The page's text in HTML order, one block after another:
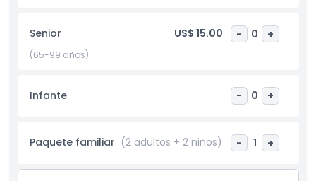
Aspectos Destacados
Senior US$ 15.00 - 0 +
(65-99 años)
Infante - 0 +
Paquete familiar (2 adultos + 2 niños) - 1 +